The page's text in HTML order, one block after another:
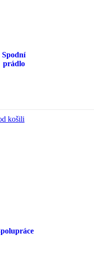
Spodní
prádlo
košili